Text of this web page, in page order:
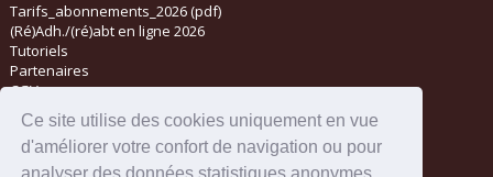
Ce site utilise des cookies uniquement en vue
d'améliorer votre confort de navigation ou pour
analyser des données statistiques anonymes.
Tarifs_abonnements_2026 (pdf)
(Ré)Adh./(ré)abt en ligne 2026
Tutoriels
Partenaires
CGV